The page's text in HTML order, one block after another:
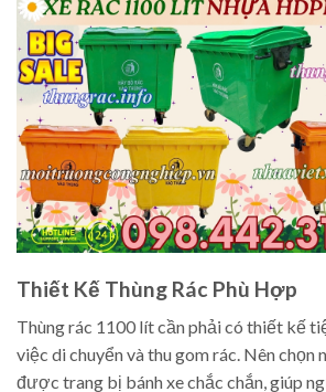
Thiết Kế Thùng Rác Phù Hợp
Thùng rác 1100 lít cần phải có thiết kế
việc di chuyển và thu gom rác. Nên chọn
được trang bị bánh xe chắc chắn, giúp